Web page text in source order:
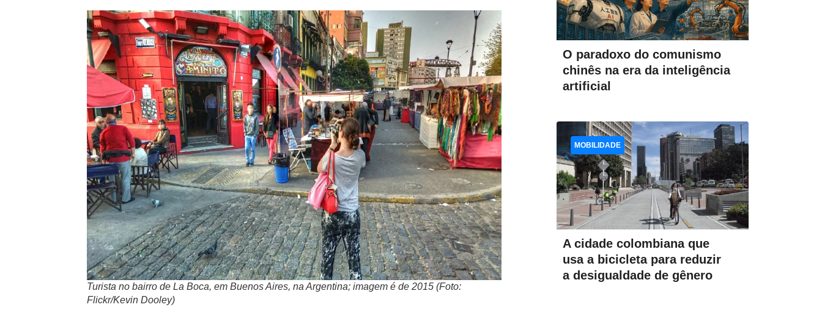
Turista no bairro de La Boca, em Buenos Aires, na Argentina; imagem é de 2015 (Foto:
Flickr/Kevin Dooley)
O paradoxo do comunismo
chinês na era da inteligência
artificial
A cidade colombiana que
usa a bicicleta para reduzir
a desigualdade de gênero
MOBILIDADE